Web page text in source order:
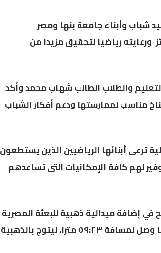
شباب وأبناء جامعة بنها ومصر
ورعايته رياضيا لتحقيق مزيدا من
والطلاب الطالب شهاب محمد وأكد
مناسب لممارستها ودعم أفكار الشباب
ترعى أبنائها الرياضيين الذين يستطعون
لهم كافة الإمكانيات التى تساعدهم
إضافة ميدالية ذهبية للبعثة المصرية
المشاركة بدورة الألعاب الأفريقية المقامة حاليا في المغرب بعدما وصل لمسافة ٥٩:٢٣ مترا، ليتوج بالذهبية